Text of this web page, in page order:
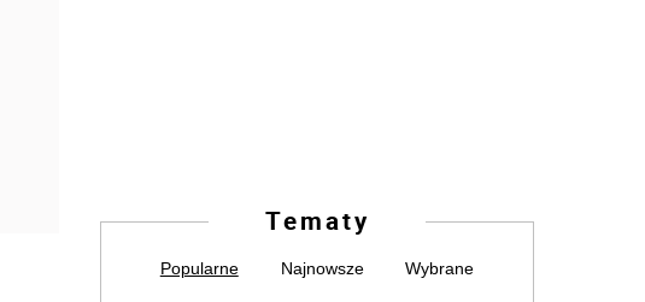
Tematy
Popularne Najnowsze Wybrane